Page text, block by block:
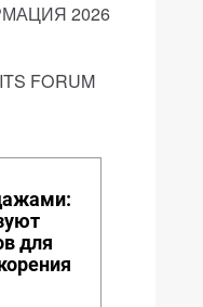
2026
FORUM
для